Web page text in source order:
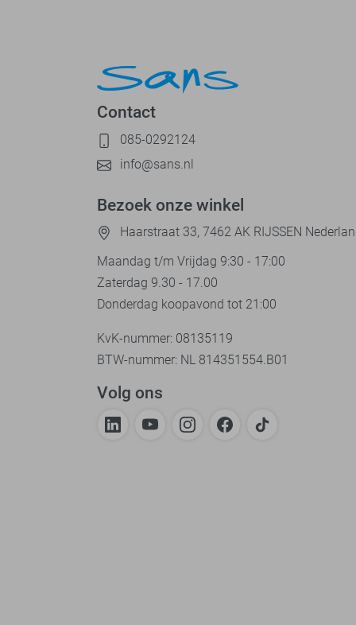
Contact
085-0292124
info@sans.nl
Bezoek onze winkel
Haarstraat 33, 7462 AK RIJSSEN
Maandag t/m Vrijdag 9:30 - 17:00
Zaterdag 9.30 - 17.00
Donderdag koopavond tot 21:00
KvK-nummer: 08135119
BTW-nummer: NL 814351554.B01
Volg ons